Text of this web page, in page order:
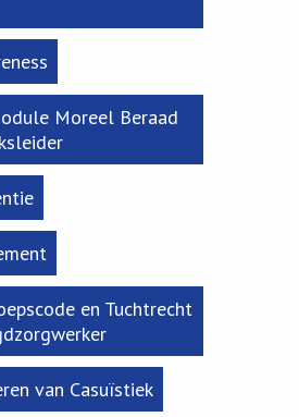
Moreel Beraad
en Tuchtrecht
van Casuïstiek